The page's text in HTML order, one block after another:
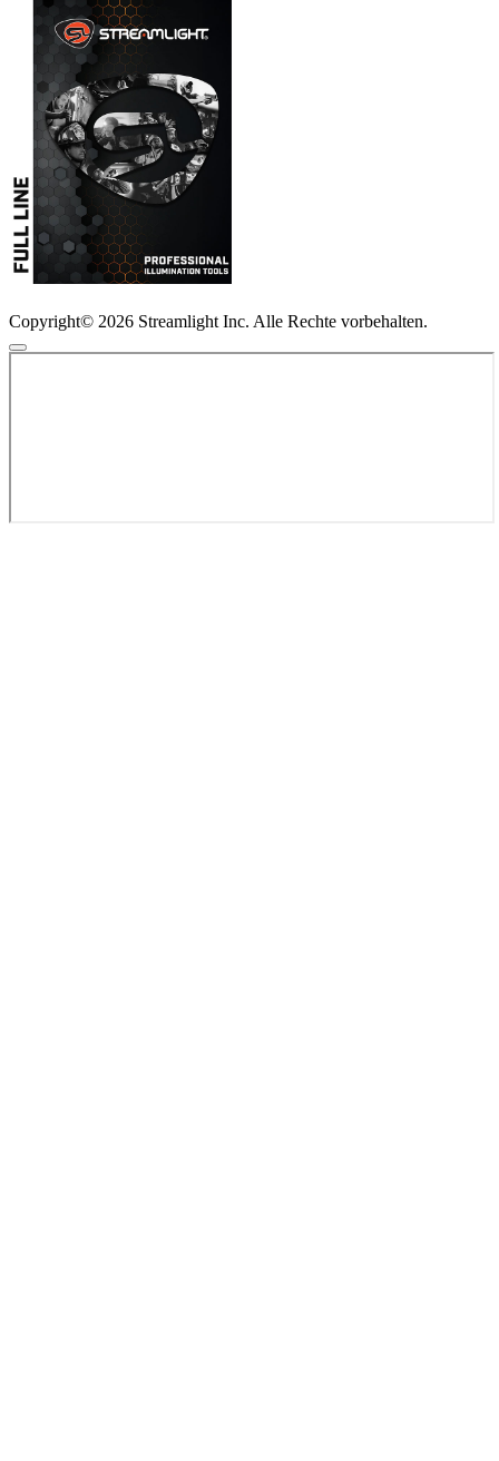
Copyright© 2026 Streamlight Inc. Alle Rechte vorbehalten.